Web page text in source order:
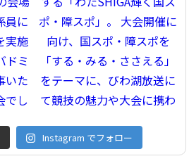
Instagram でフォロー